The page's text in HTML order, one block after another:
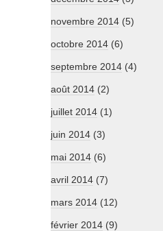
novembre 2014 (5)
octobre 2014 (6)
septembre 2014 (4)
août 2014 (2)
juillet 2014 (1)
juin 2014 (3)
mai 2014 (6)
avril 2014 (7)
mars 2014 (12)
février 2014 (9)